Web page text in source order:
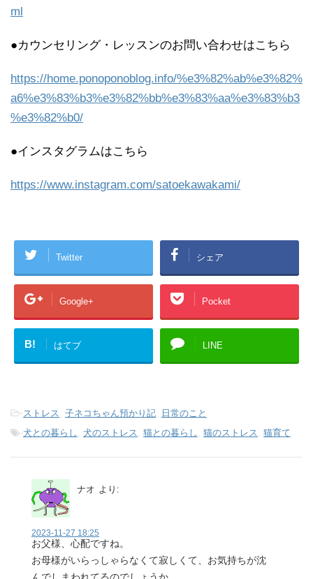
ml
●カウンセリング・レッスンのお問い合わせはこちら
https://home.ponoponoblog.info/%e3%82%ab%e3%82%
a6%e3%83%b3%e3%82%bb%e3%83%aa%e3%83%b3
%e3%82%b0/
●インスタグラムはこちら
https://www.instagram.com/satoekawakami/
Twitter シェア
Google+ Pocket
B! はてブ LINE
-ストレス, 子ネコちゃん預かり記, 日常のこと
-犬との暮らし , 犬のストレス, 猫との暮らし , 猫のストレス, 猫育て
ナオ より:
2023-11-27 18:25
お父様、心配ですね。
お母様がいらっしゃらなくて寂しくて、お気持ちが沈